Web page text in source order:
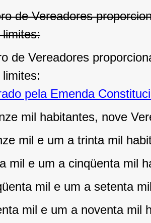
de Vereadores
de Vereadores
pela Emenda
mil habitantes, nove
mil e um a trinta mil
mil e um a cinqüenta mil
mil e um a setenta
mil e um a noventa mil